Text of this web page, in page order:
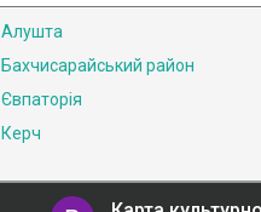
Алушта
Бахчисарайський район
Євпаторія
Керч